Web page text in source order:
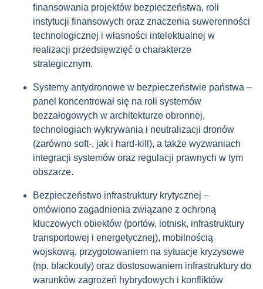
finansowania projektów bezpieczeństwa, roli
instytucji finansowych oraz znaczenia suwerenności
technologicznej i własności intelektualnej w
realizacji przedsięwzięć o charakterze
strategicznym.
Systemy antydronowe w bezpieczeństwie państwa –
panel koncentrował się na roli systemów
bezzałogowych w architekturze obronnej,
technologiach wykrywania i neutralizacji dronów
(zarówno soft-, jak i hard-kill), a także wyzwaniach
integracji systemów oraz regulacji prawnych w tym
obszarze.
Bezpieczeństwo infrastruktury krytycznej –
omówiono zagadnienia związane z ochroną
kluczowych obiektów (portów, lotnisk, infrastruktury
transportowej i energetycznej), mobilnością
wojskową, przygotowaniem na sytuacje kryzysowe
(np. blackouty) oraz dostosowaniem infrastruktury do
warunków zagrożeń hybrydowych i konfliktów